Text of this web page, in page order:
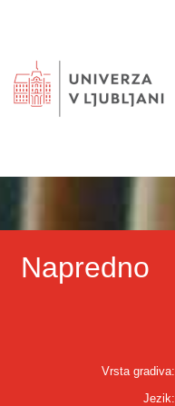
Napredno
Vrsta gradiva:
Jezik: